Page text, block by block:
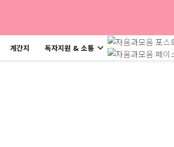
계간지 독자지원 & 소통